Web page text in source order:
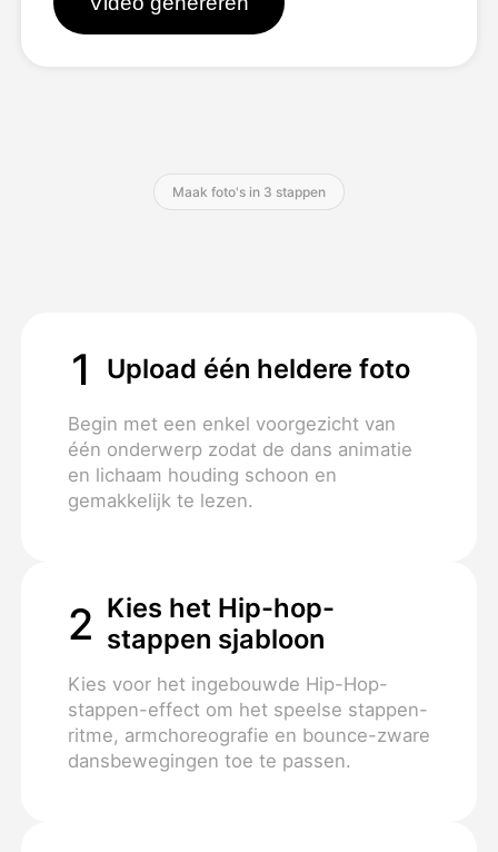
Blog
Maak foto's in 3 stappen
1 Upload één heldere foto
Begin met een enkel voorgezicht van
één onderwerp zodat de dans animatie
en lichaam houding schoon en
gemakkelijk te lezen.
2 Kies het Hip-hop-
stappen sjabloon
Kies voor het ingebouwde Hip-Hop-
stappen-effect om het speelse stappen-
ritme, armchoreografie en bounce-zware
dansbewegingen toe te passen.